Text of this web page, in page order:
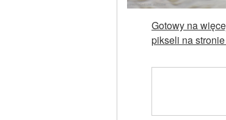
Gotowy na
pikseli na